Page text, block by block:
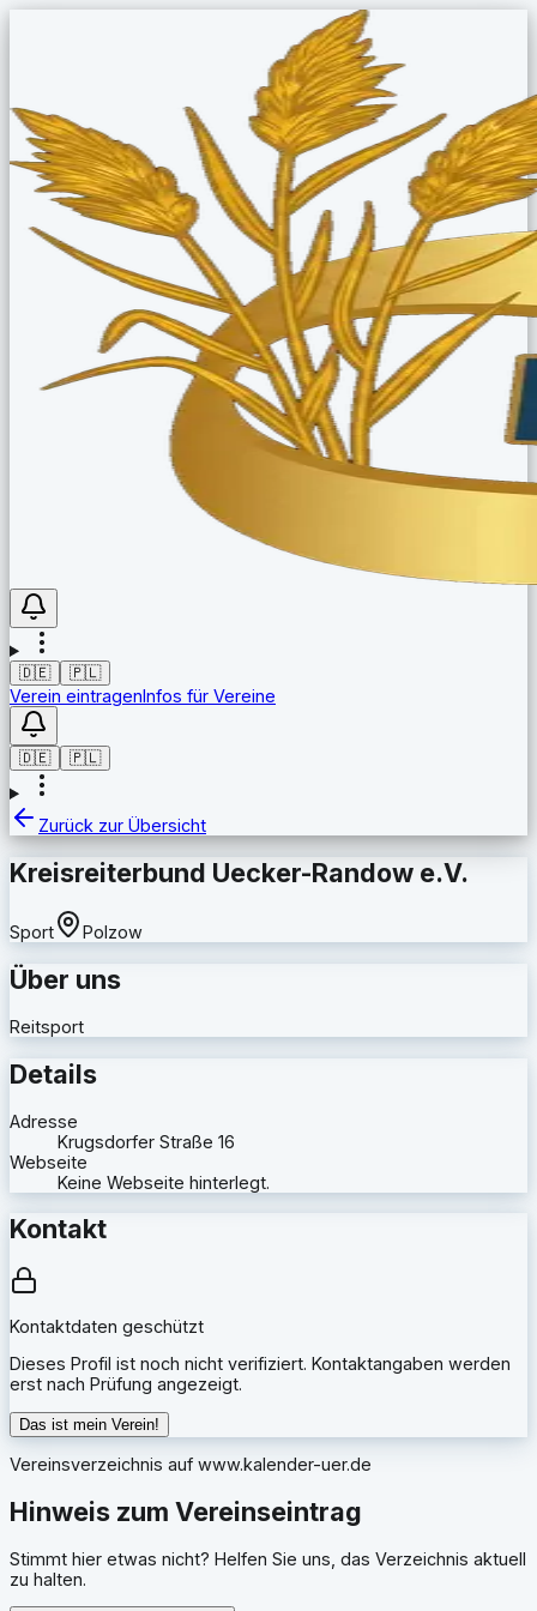
🇩🇪 🇵🇱
Verein eintragenInfos für Vereine
🇩🇪 🇵🇱
Zurück zur Übersicht
Kreisreiterbund Uecker-Randow e.V.
Sport Polzow
Über uns
Reitsport
Details
Adresse
Krugsdorfer Straße 16
Webseite
Keine Webseite hinterlegt.
Kontakt
Kontaktdaten geschützt
Dieses Profil ist noch nicht verifiziert. Kontaktangaben werden
erst nach Prüfung angezeigt.
Das ist mein Verein!
Vereinsverzeichnis auf www.kalender-uer.de
Hinweis zum Vereinseintrag
Stimmt hier etwas nicht? Helfen Sie uns, das Verzeichnis aktuell
zu halten.